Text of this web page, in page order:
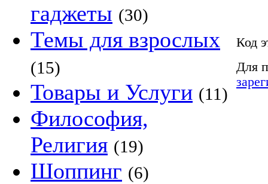
гаджеты (30)
Темы для взрослых
(15)
Товары и Услуги (11)
Философия,
Религия (19)
Шоппинг (6)
Код
Для